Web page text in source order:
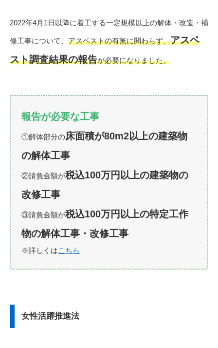
2022年4月1日以降に着工する一定規模以上の解体・改造・補
修工事について、 アスベストの有無に関わらず、アスベ
スト調査結果の報告が必要になりました。
報告が必要な工事
①解体部分の床面積が80m2以上の建築物
の解体工事
②請負⾦額が税込100万円以上の建築物の
改修工事
③請負⾦額が税込100万円以上の特定工作
物の解体工事・改修工事
※詳しくはこちら
女性活躍推進法